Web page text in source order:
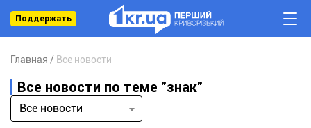
Поддержать
Главная Все новости
Все новости по теме "знак"
Все новости